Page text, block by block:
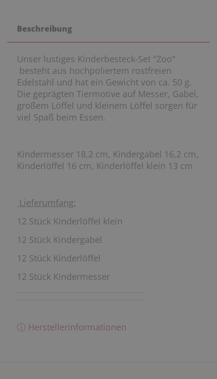
Beschreibung
Unser lustiges Kinderbesteck-Set "Zoo"
besteht aus hochpoliertem rostfreien
Edelstahl und hat ein Gewicht von ca. 50 g.
Die geprägten Tiermotive auf Messer, Gabel,
großem Löffel und kleinem Löffel sorgen für
viel Spaß beim Essen.
Kindermesser 18,2 cm, Kindergabel 16,2 cm,
Kinderlöffel 16 cm, Kinderlöffel klein 13 cm
Lieferumfang:
12 Stück Kinderlöffel klein
12 Stück Kindergabel
12 Stück Kinderlöffel
12 Stück Kindermesser
ⓘ Herstellerinformationen